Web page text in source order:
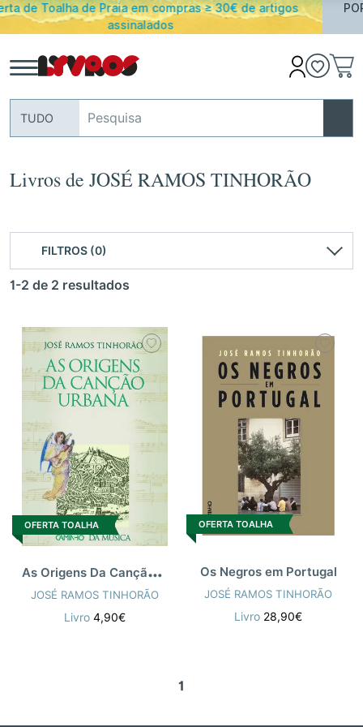
PORTES GRATUITOS em encomendas acima de 25€
Portugal Continental
TUDO
Livros de JOSÉ RAMOS TINHORÃO
FILTROS (0)
1-2 de 2 resultados
OFERTA TOALHA
A
s Origens Da Canção Urbana
JOSÉ RAMOS TINHORÃO
Livro 4,90€
OFERTA TOALHA
Os Negros em Portugal
JOSÉ RAMOS TINHORÃO
Livro 28,90€
1